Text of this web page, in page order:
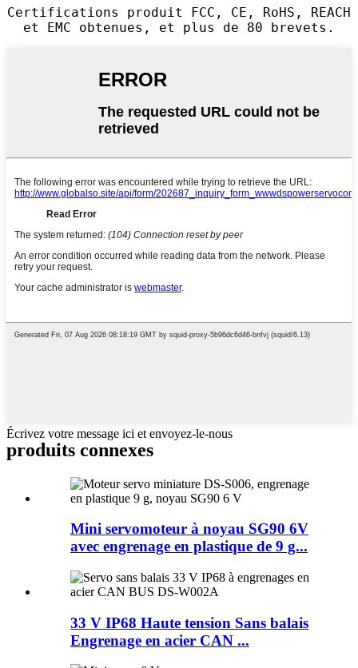
Certifications produit FCC, CE, RoHS, REACH
et EMC obtenues, et plus de 80 brevets.
Écrivez votre message ici et envoyez-le-nous
produits connexes
Mini servomoteur à noyau SG90 6V
avec engrenage en plastique de 9 g...
33 V IP68 Haute tension Sans balais
Engrenage en acier CAN ...